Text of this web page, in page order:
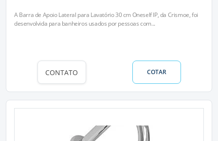
A Barra de Apoio Lateral para Lavatório 30 cm Oneself IP, da Crismoe, foi
desenvolvida para banheiros usados por pessoas com...
CONTATO COTAR